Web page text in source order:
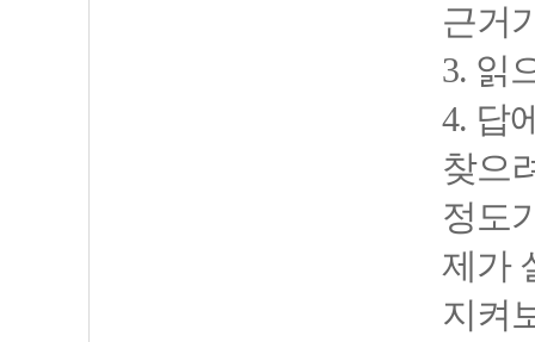
근거
3. 읽
4. 답
찾으
정도
제가
지켜